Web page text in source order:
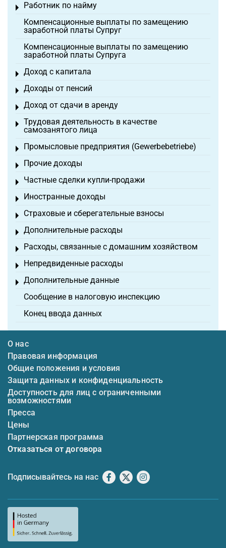
Работник по найму
Toggle menu
Компенсационные выплаты по замещению
заработной платы Супруг
Компенсационные выплаты по замещению
заработной платы Супруга
Доход с капитала
Toggle menu
Доходы от пенсий
Toggle menu
Доход от сдачи в аренду
Toggle menu
Трудовая деятельность в качестве
самозанятого лица
Toggle menu
Промысловые предприятия (Gewerbebetriebe)
Toggle menu
Прочие доходы
Toggle menu
Частные сделки купли-продажи
Toggle menu
Иностранные доходы
Toggle menu
Страховые и сберегательные взносы
Toggle menu
Дополнительные расходы
Toggle menu
Расходы, связанные с домашним хозяйством
Toggle menu
Непредвиденные расходы
Toggle menu
Дополнительные данные
Toggle menu
Сообщение в налоговую инспекцию
Конец ввода данных
О нас
Правовая информация
Общие положения и условия
Защита данных и конфиденциальность
Доступность для лиц с ограниченными
возможностями
Пресса
Цены
Партнерская программа
Отказаться от договора
Подписывайтесь на нас Facebook
X Instagram